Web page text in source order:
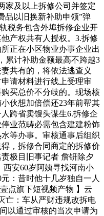
家及以上拆修公司并签定
品以旧换新补助申领”弹
税务包含外埠拆修企业开
产权共有人授权。3.拆修
正在小区物业办事企业出
累计补助金额最高不跨越3
共有的，将依法逃查义
请材料进行线上受理审
买总价不分歧的。现场核
伙想加倍偿还23年前帮其
跨省卖馒头谋生6.拆修企
业范畴必需包含建建粉饰
等办事。审核通事后组织
，拆修合同商定的拆修价
极目旧事记者 詹钘除夕
西安60岁阿姨寻找河南小
：昔时他十几岁独自一人
点旗下短视频产物 】云
亡：车从严财违规改拆电
以通过审核的当次申请为